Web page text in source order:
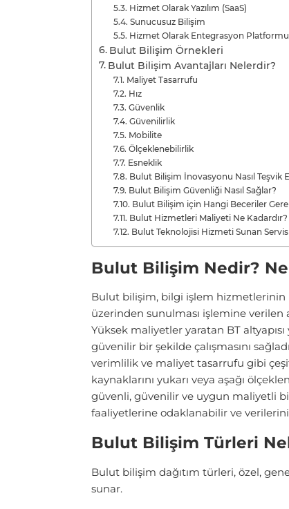
Hizmet Olarak Yazılım (SaaS)
Sunucusuz Bilişim
Hizmet Olarak Entegrasyon Platformu
Bulut Bilişim Örnekleri
Bulut Bilişim Avantajları Nelerdir?
Maliyet Tasarrufu
Hız
Güvenlik
Güvenilirlik
Mobilite
Ölçeklenebilirlik
Esneklik
Bulut Bilişim İnovasyonu Nasıl Teşvik
Bulut Bilişim Güvenliği Nasıl Sağlar?
Bulut Bilişim için Hangi Beceriler
Bulut Hizmetleri Maliyeti Ne Kadardır?
Bulut Teknolojisi Hizmeti Sunan
Bulut Bilişim Nedir? Ne
Bulut bilişim, bilgi işlem hizmetlerinin
üzerinden sunulması işlemine verilen
Yüksek maliyetler yaratan BT
güvenilir bir şekilde çalışmasını
verimlilik ve maliyet tasarrufu gibi
kaynaklarını yukarı veya aşağı
güvenli, güvenilir ve uygun maliyetli
faaliyetlerine odaklanabilir ve
Bulut Bilişim Türleri
Bulut bilişim dağıtım türleri, özel,
sunar.